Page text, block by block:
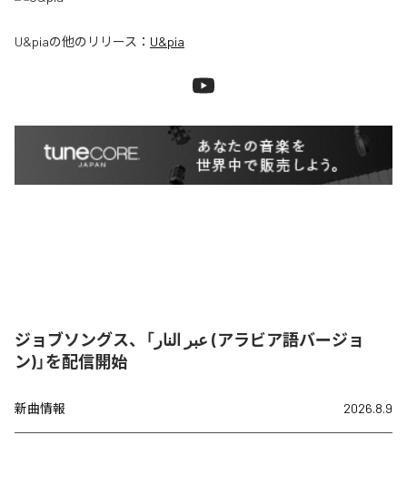
U&piaの他のリリース： U&pia
ジョブソングス、「عبر النار (アラビア語バージョ
ン)」を配信開始
新曲情報 2026.8.9